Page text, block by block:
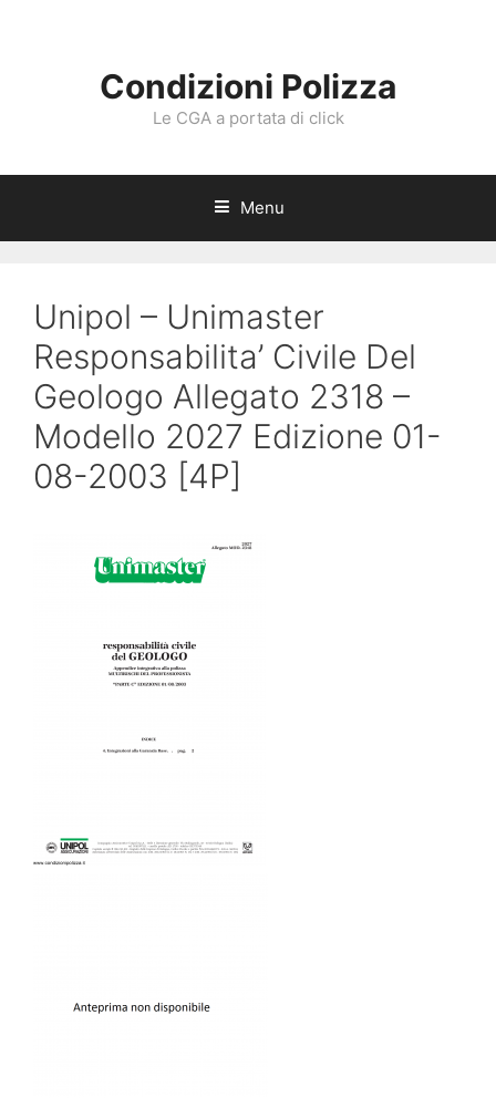
Condizioni Polizza
Le CGA a portata di click
Menu
Unipol – Unimaster
Responsabilita’ Civile Del
Geologo Allegato 2318 –
Modello 2027 Edizione 01-
08-2003 [4P]